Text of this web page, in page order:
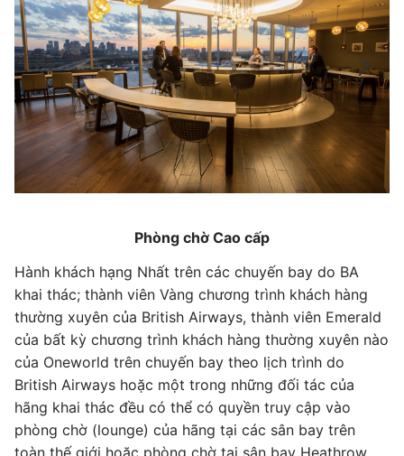
Phòng chờ Cao cấp
Hành khách hạng Nhất trên các chuyến bay do BA
khai thác; thành viên Vàng chương trình khách hàng
thường xuyên của British Airways, thành viên Emerald
của bất kỳ chương trình khách hàng thường xuyên nào
của Oneworld trên chuyến bay theo lịch trình do
British Airways hoặc một trong những đối tác của
hãng khai thác đều có thể có quyền truy cập vào
phòng chờ (lounge) của hãng tại các sân bay trên